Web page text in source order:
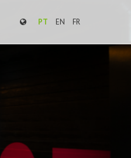
PT EN FR